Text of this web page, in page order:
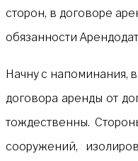
сторон, в договоре
обязанности
Начну с напоминания,
договора аренды от
тождественны.
сооружений,